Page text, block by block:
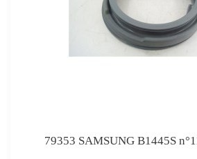
79353 SAMSUNG B1445S